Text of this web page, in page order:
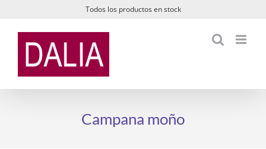
contenido
Todos los productos en stock
Campana moño